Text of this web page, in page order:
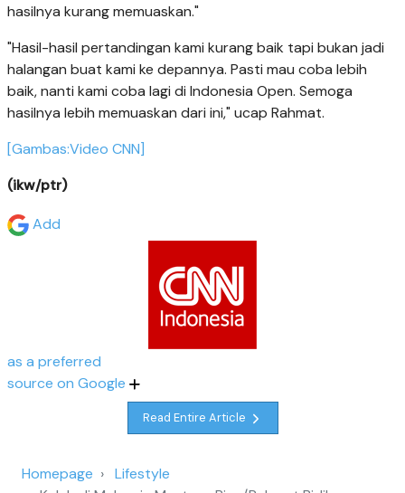
hasilnya kurang memuaskan."
"Hasil-hasil pertandingan kami kurang baik tapi bukan jadi
halangan buat kami ke depannya. Pasti mau coba lebih
baik, nanti kami coba lagi di Indonesia Open. Semoga
hasilnya lebih memuaskan dari ini," ucap Rahmat.
[Gambas:Video CNN]
(ikw/ptr)
Add
as a preferred
source on Google
Read Entire Article
Homepage
Lifestyle